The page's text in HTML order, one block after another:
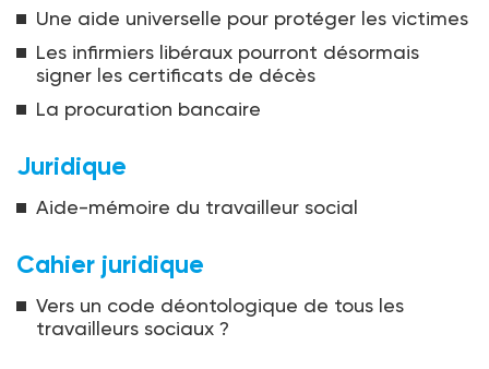
Une aide universelle pour protéger les victimes
Les infirmiers libéraux pourront désormais
signer les certificats de décès
La procuration bancaire
Juridique
Aide-mémoire du travailleur social
Cahier juridique
Vers un code déontologique de tous les
travailleurs sociaux ?